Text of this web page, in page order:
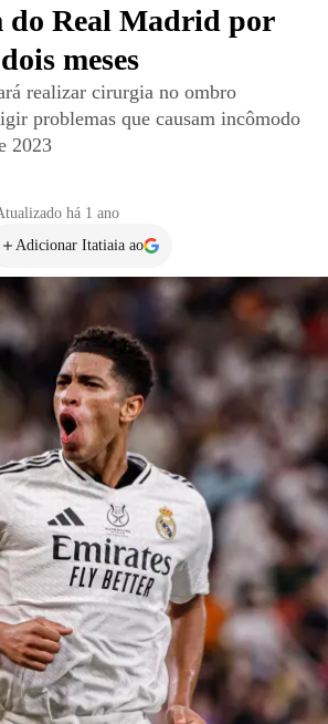
do Real Madrid por
meses
realizar cirurgia no ombro
problemas que causam incômodo
2023
há 1 ano
Adicionar Itatiaia ao